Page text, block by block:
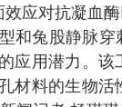
应对抗凝血
和兔股静脉穿
应用潜力。该
材料的生物活